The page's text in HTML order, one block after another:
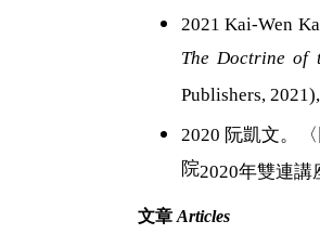
2021 Kai-Wen
The Doctrine of
Publishers,
2020 阮凱文。
院2020年雙連講
文章 Articles